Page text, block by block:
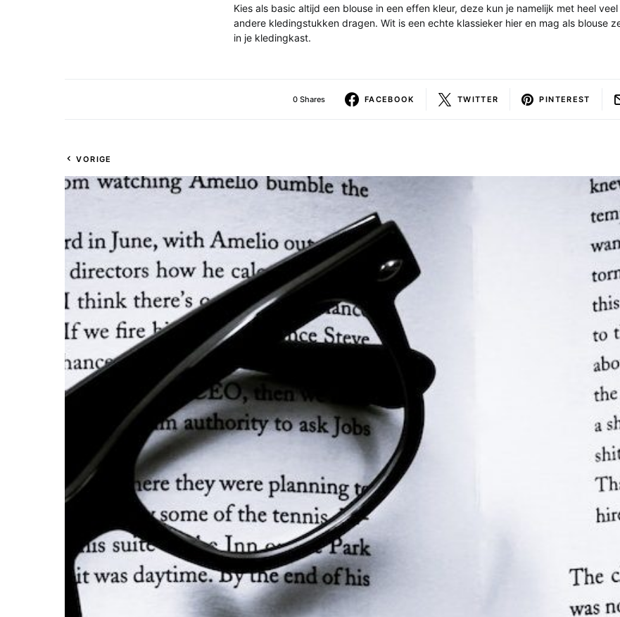
Kies als basic altijd een blouse in een effen kleur, deze kun je namelijk met heel
andere kledingstukken dragen. Wit is een echte klassieker hier en mag als blouse
in je kledingkast.
0 Shares FACEBOOK TWITTER PINTEREST
VORIGE